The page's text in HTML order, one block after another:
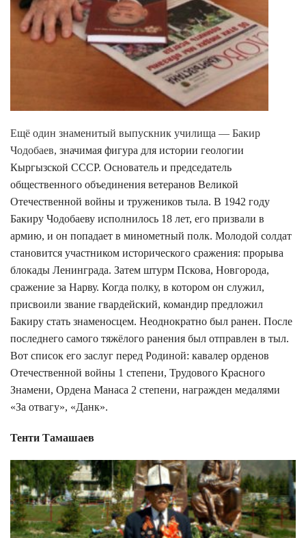
Ещё один знаменитый выпускник училища — Бакир
Чодобаев, значимая фигура для истории геологии
Кыргызской СССР. Основатель и председатель
общественного объединения ветеранов Великой
Отечественной войны и тружеников тыла. В 1942 году
Бакиру Чодобаеву исполнилось 18 лет, его призвали в
армию, и он попадает в минометный полк. Молодой солдат
становится участником исторического сражения: прорыва
блокады Ленинграда. Затем штурм Пскова, Новгорода,
сражение за Нарву. Когда полку, в котором он служил,
присвоили звание гвардейский, командир предложил
Бакиру стать знаменосцем. Неоднократно был ранен. После
последнего самого тяжёлого ранения был отправлен в тыл.
Вот список его заслуг перед Родиной: кавалер орденов
Отечественной войны 1 степени, Трудового Красного
Знамени, Ордена Манаса 2 степени, награжден медалями
«За отвагу», «Данк».
Тенти Тамашаев